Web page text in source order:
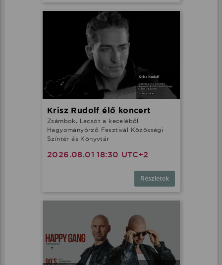
Krisz Rudolf élő koncert
Zsámbok, Lecsót a keceléből
Hagyományőrző Fesztivál Közösségi
Színtér és Könyvtár
2026.08.01 18:30 UTC+2
Részletek